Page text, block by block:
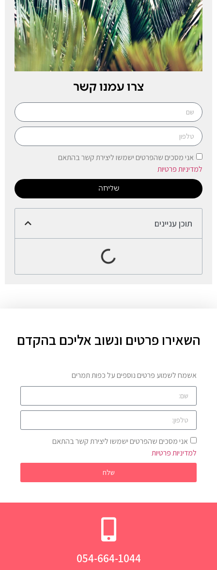
צרו עמנו קשר
אני מסכים שהפרטים ישמשו ליצירת קשר בהתאם
למדיניות פרטיות
שליחה
תוכן עניינים
השאירו פרטים ונשוב אליכם בהקדם
אשמח לשמוע פרטים נוספים על כפות תמרים
אני מסכים שהפרטים ישמשו ליצירת קשר בהתאם
למדיניות פרטיות
שלח
054-664-1044